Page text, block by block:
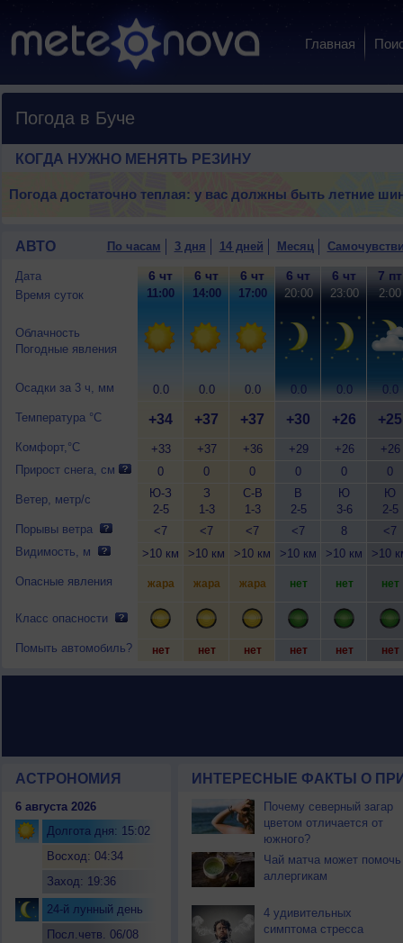
Главная
Погода в Буче
КОГДА НУЖНО МЕНЯТЬ РЕЗИНУ
Погода достаточно теплая: у вас должны быть летние
АВТО По часам 3 дня 14 дней Месяц
Дата
Время суток
Облачность
Погодные явления
Осадки за 3 ч, мм
Температура °C
Комфорт,°C
Прирост снега, см
Ветер, метр/с
Порывы ветра
Видимость, м
Опасные явления
Класс опасности
Помыть автомобиль?
6 чт
11:00
0.0
+34
+33
0
Ю-З
2-5
<7
>10 км
жара
нет
6 чт
14:00
0.0
+37
+37
0
З
1-3
<7
>10 км
жара
нет
6 чт
17:00
0.0
+37
+36
0
С-В
1-3
<7
>10 км
жара
нет
6 чт
20:00
0.0
+30
+29
0
В
2-5
<7
>10 км
нет
нет
6 чт
23:00
0.0
+26
+26
0
Ю
3-6
8
>10 км
нет
нет
7 пт
2:00
0.0
+25
+26
0
Ю
2-5
<7
>10
нет
нет
АСТРОНОМИЯ
6 августа 2026
Долгота дня: 15:02
Восход: 04:34
Заход: 19:36
24-й лунный день
Посл.четв. 06/08
ИНТЕРЕСНЫЕ ФАКТЫ О
Почему северный загар
цветом отличается от
южного?
Чай матча может помочь
аллергикам
4 удивительных
симптома стресса